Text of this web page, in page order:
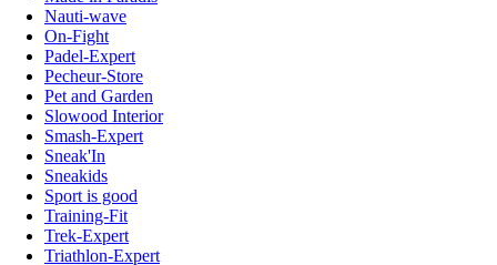
Nauti-wave
On-Fight
Padel-Expert
Pecheur-Store
Pet and Garden
Slowood Interior
Smash-Expert
Sneak'In
Sneakids
Sport is good
Training-Fit
Trek-Expert
Triathlon-Expert